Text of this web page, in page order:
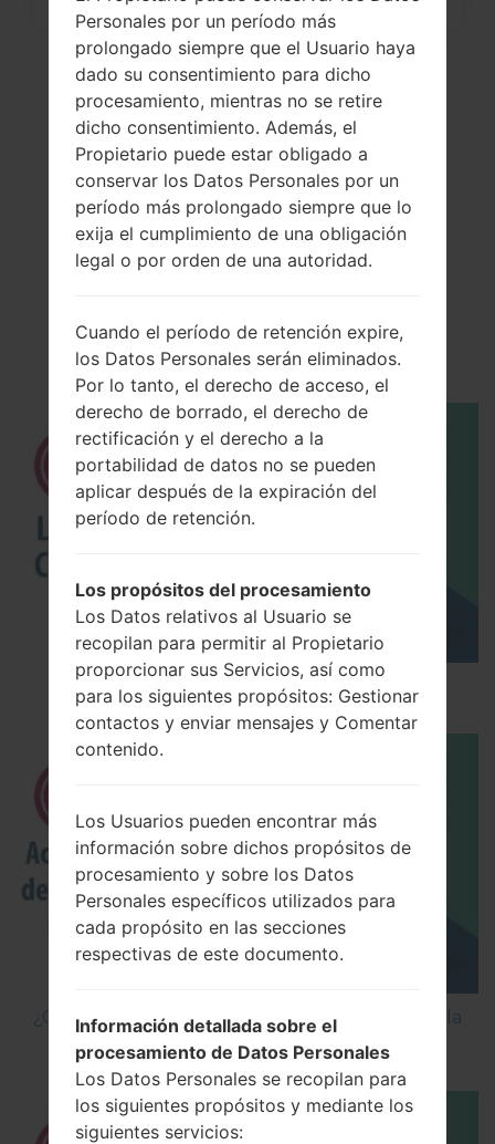
El vídeo
LGK580Y(LGK580Y)
akaLG X cam
Los 5 principales Códigos Secretos para LG!
¿Cómo Activar las Opciones de Desarrollador y la
Depuración USB en LG?
Personales por un período más
prolongado siempre que el Usuario haya
dado su consentimiento para dicho
procesamiento, mientras no se retire
dicho consentimiento. Además, el
Propietario puede estar obligado a
conservar los Datos Personales por un
período más prolongado siempre que lo
exija el cumplimiento de una obligación
legal o por orden de una autoridad.
Cuando el período de retención expire,
los Datos Personales serán eliminados.
Por lo tanto, el derecho de acceso, el
derecho de borrado, el derecho de
rectificación y el derecho a la
portabilidad de datos no se pueden
aplicar después de la expiración del
período de retención.
Los propósitos del procesamiento
Los Datos relativos al Usuario se
recopilan para permitir al Propietario
proporcionar sus Servicios, así como
para los siguientes propósitos: Gestionar
contactos y enviar mensajes y Comentar
contenido.
Los Usuarios pueden encontrar más
información sobre dichos propósitos de
procesamiento y sobre los Datos
Personales específicos utilizados para
cada propósito en las secciones
respectivas de este documento.
Información detallada sobre el
procesamiento de Datos Personales
Los Datos Personales se recopilan para
los siguientes propósitos y mediante los
siguientes servicios: